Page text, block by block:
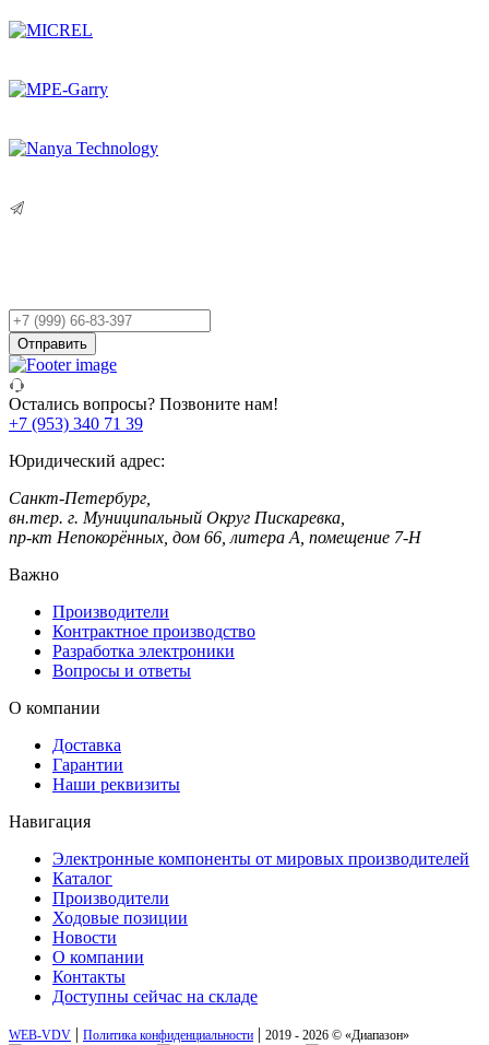
Ваш
телефон
Отправить
Остались вопросы? Позвоните нам!
+7 (953) 340 71 39
Юридический адрес:
Санкт-Петербург,
вн.тер. г. Муниципальный Округ Пискаревка,
пр-кт Непокорённых, дом 66, литера А, помещение 7-Н
Важно
Производители
Контрактное производство
Разработка электроники
Вопросы и ответы
О компании
Доставка
Гарантии
Наши реквизиты
Навигация
Электронные компоненты от мировых производителей
Каталог
Производители
Ходовые позиции
Новости
О компании
Контакты
Доступны сейчас на складе
WEB-VDV | Политика конфиденциальности | 2019 - 2026 © «Диапазон»